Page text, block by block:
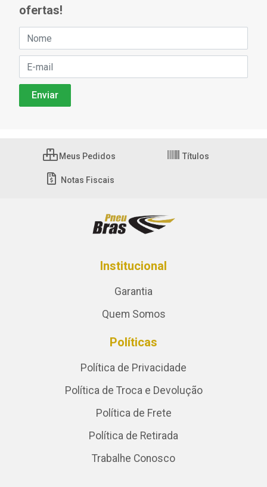
ofertas!
Meus Pedidos Títulos
Notas Fiscais
Institucional
Garantia
Quem Somos
Políticas
Política de Privacidade
Política de Troca e Devolução
Política de Frete
Política de Retirada
Trabalhe Conosco